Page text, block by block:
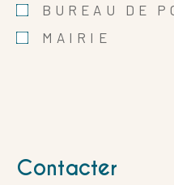
BUREAU DE
MAIRIE
Contacter